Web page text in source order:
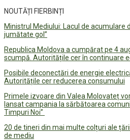
NOUTĂȚI FIERBINȚI
Ministrul Mediului: Lacul de acumulare
jumătate gol”
Republica Moldova a cumpărat pe 4
scumpă. Autoritățile cer în continuare
Posibile deconectări de energie
Autoritățile cer reducerea consumului
Primele izvoare din Valea Molovateț
lansat campania la sărbătoarea
Timpuri Noi”
20 de tineri din mai multe colțuri ale
de mediu